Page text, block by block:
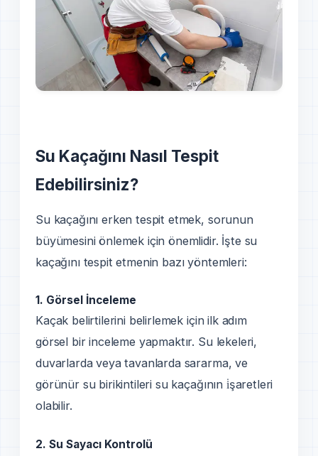
Su Kaçağını Nasıl Tespit
Edebilirsiniz?
Su kaçağını erken tespit etmek, sorunun
büyümesini önlemek için önemlidir. İşte su
kaçağını tespit etmenin bazı yöntemleri:
1. Görsel İnceleme
Kaçak belirtilerini belirlemek için ilk adım
görsel bir inceleme yapmaktır. Su lekeleri,
duvarlarda veya tavanlarda sararma, ve
görünür su birikintileri su kaçağının i̇şaretleri
olabilir.
2. Su Sayacı Kontrolü